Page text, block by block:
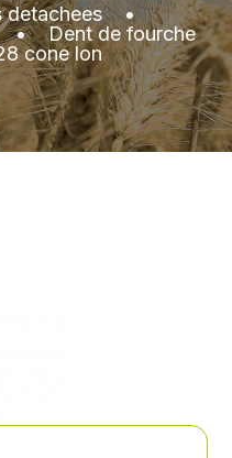
detachees•
Dent de fourche
cone lon